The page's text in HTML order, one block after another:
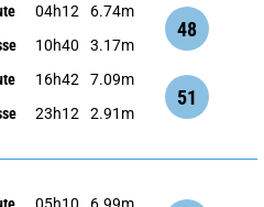
04h12
6.74m
10h40 3.17m
48
16h42
7.09m
23h12 2.91m
51